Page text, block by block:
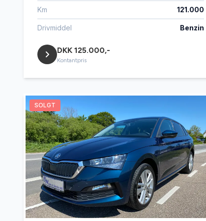
Km 121.000
Drivmiddel Benzin
DKK 125.000,-
Kontantpris
SOLGT